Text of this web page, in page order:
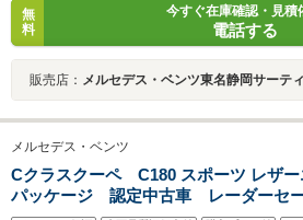
無
料
今すぐ在庫確認・見積
電話する
販売店： メルセデス・ベンツ東名静岡サーテ
メルセデス・ベンツ
Cクラスクーペ C180 スポーツ レザー
パッケージ 認定中古車 レーダーセ
ザーエクスクルーシブPKG パノラ